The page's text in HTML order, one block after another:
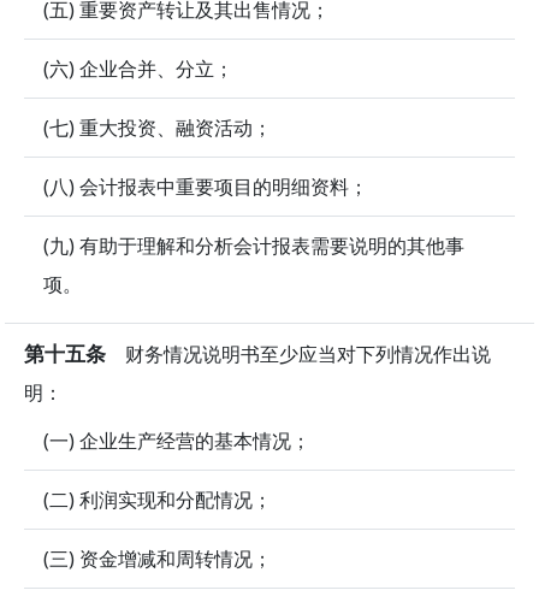
(五) 重要资产转让及其出售情况；
(六) 企业合并、分立；
(七) 重大投资、融资活动；
(八) 会计报表中重要项目的明细资料；
(九) 有助于理解和分析会计报表需要说明的其他事
项。
第十五条 财务情况说明书至少应当对下列情况作出说
明：
(一) 企业生产经营的基本情况；
(二) 利润实现和分配情况；
(三) 资金增减和周转情况；